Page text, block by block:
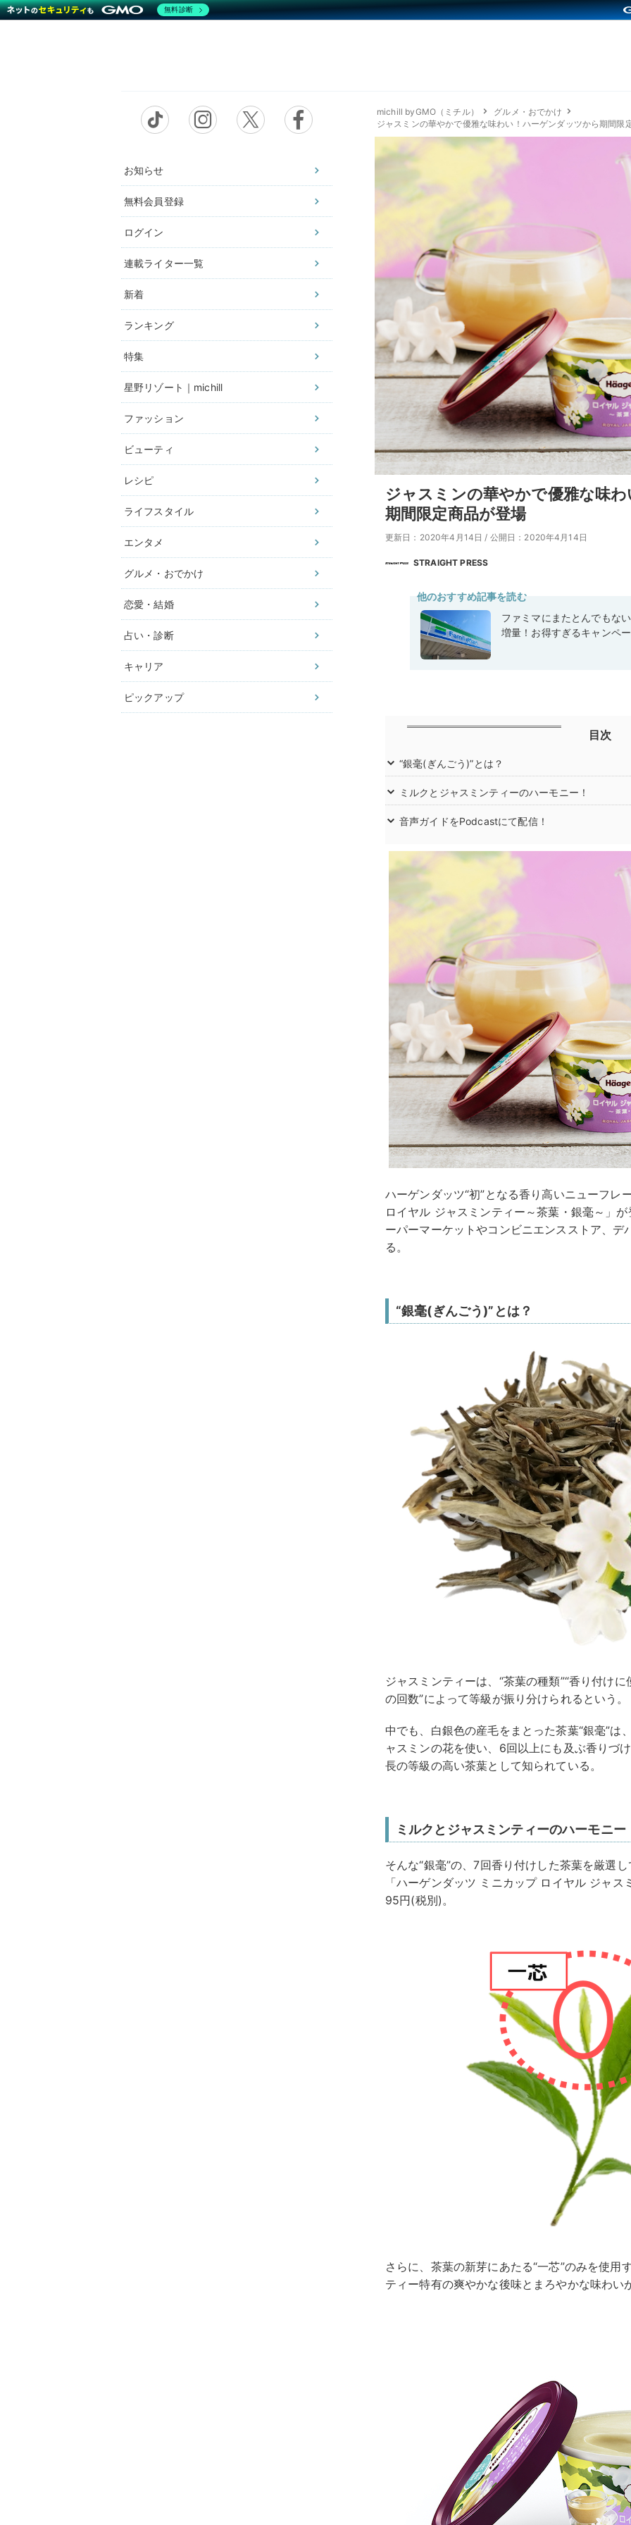
お知らせ
無料会員登録
ログイン
連載ライター一覧
新着
ランキング
特集
星野リゾート｜michill
ファッション
ビューティ
レシピ
ライフスタイル
エンタメ
グルメ・おでかけ
恋愛・結婚
占い・診断
キャリア
ピックアップ
michill byGMO（ミチル）
グルメ・おでかけ
ジャスミンの華やかで優雅な味わい！ハーゲンダッツから期間限
ジャスミンの華やかで優雅な味
期間限定商品が登場
更新日：2020年4月14日 / 公開日：2020年4月14日
STRAIGHT PRESS
他のおすすめ記事を読む
ファミマにまたとんでもな
増量！お得すぎるキャンペ
目次
“銀毫(ぎんごう)”とは？
ミルクとジャスミンティーのハーモニー！
音声ガイドをPodcastにて配信！
ハーゲンダッツ“初”となる香り高いニューフレ
ロイヤル ジャスミンティー～茶葉・銀毫～」
ーパーマーケットやコンビニエンスストア、
る。
“銀毫(ぎんごう)”とは？
ジャスミンティーは、“茶葉の種類”“香り付け
の回数”によって等級が振り分けられるという。
中でも、白銀色の産毛をまとった茶葉“銀毫”
ャスミンの花を使い、6回以上にも及ぶ香りづ
長の等級の高い茶葉として知られている。
ミルクとジャスミンティーのハーモニー
そんな“銀毫”の、7回香り付けした茶葉を厳選
「ハーゲンダッツ ミニカップ ロイヤル ジャ
95円(税別)。
さらに、茶葉の新芽にあたる“一芯”のみを使用
ティー特有の爽やかな後味とまろやかな味わい
無料診断